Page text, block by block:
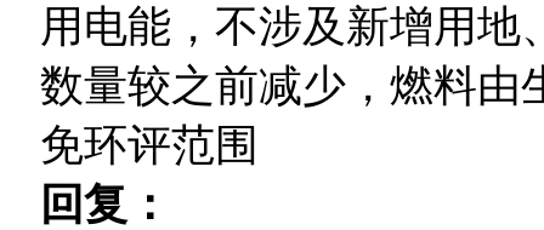
用电能，不涉及新增用
数量较之前减少，燃料由
免环评范围
回复：